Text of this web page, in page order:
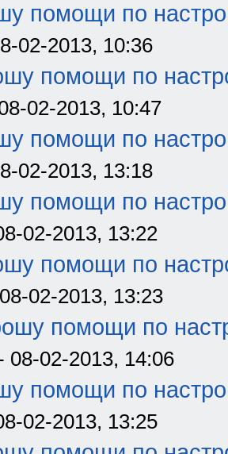
помощи по
02-2013, 10:36
помощи по
02-2013, 10:47
помощи по
02-2013, 13:18
помощи по
02-2013, 13:22
помощи по
02-2013, 13:23
помощи по
08-02-2013, 14:06
помощи по
02-2013, 13:25